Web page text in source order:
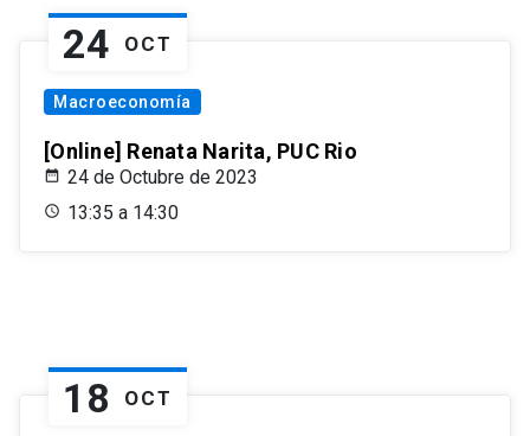
24 OCT
Macroeconomía
[Online] Renata Narita, PUC Rio
24 de Octubre de 2023
13:35 a 14:30
18 OCT